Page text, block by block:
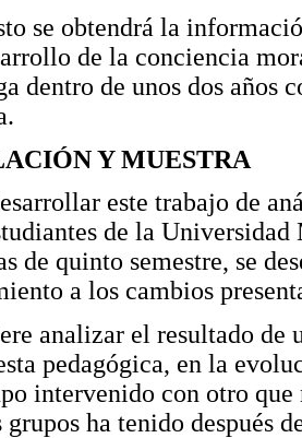
se obtendrá la
de la conciencia
dentro de unos dos
Y MUESTRA
este trabajo de
de la
de quinto semestre, se
a los cambios
analizar el resultado de
pedagógica, en la
intervenido con otro
grupos ha tenido después